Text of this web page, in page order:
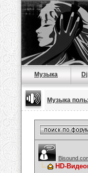
Музыка
Музыка
HD-